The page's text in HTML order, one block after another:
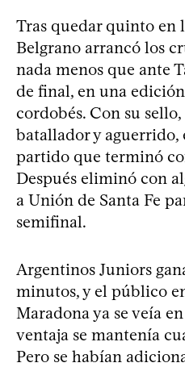
Tras quedar quinto en
Belgrano arrancó los
nada menos que ante
de final, en una
cordobés. Con su
batallador y aguerrido,
partido que terminó
Después eliminó con
a Unión de Santa Fe
semifinal.
Argentinos Juniors
minutos, y el público
Maradona ya se veía
ventaja se mantenía
Pero se habían